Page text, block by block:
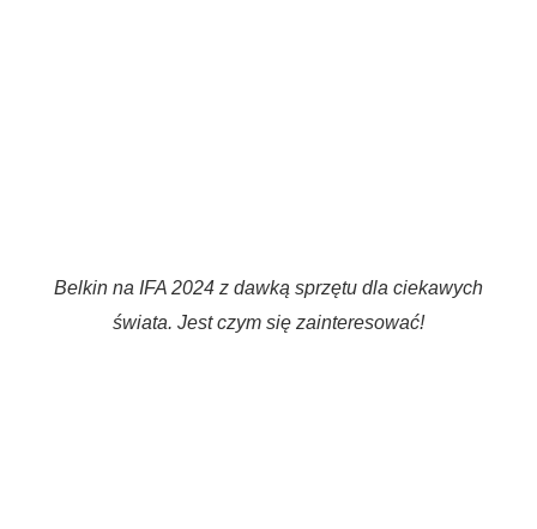
Belkin na IFA 2024 z dawką sprzętu dla ciekawych
świata. Jest czym się zainteresować!